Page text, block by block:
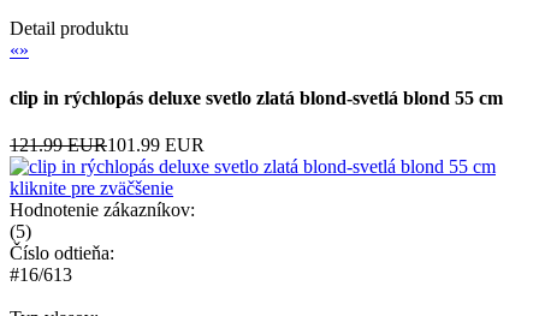
Detail produktu
«»
clip in rýchlopás deluxe svetlo zlatá blond-svetlá blond 55 cm
121.99 EUR101.99 EUR
kliknite pre zväčšenie
Hodnotenie zákazníkov:
(5)
Číslo odtieňa:
#16/613